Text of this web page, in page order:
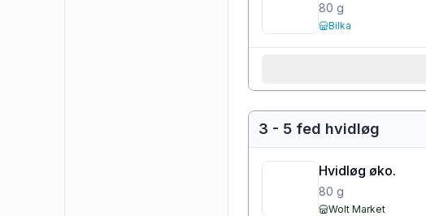
80 g
Bilka
3 - 5 fed hvidløg
Hvidløg øko.
80 g
Wolt Market